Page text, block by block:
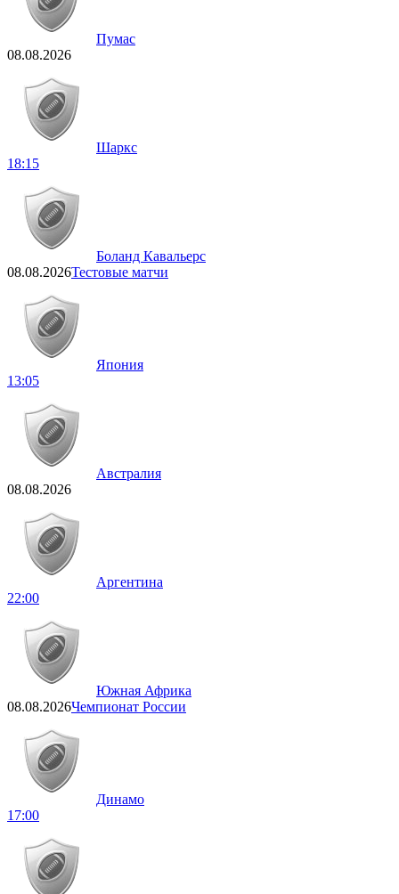
Пумас
08.08.2026
Шаркс
18:15
Боланд Кавальерс
08.08.2026Тестовые матчи
Япония
13:05
Австралия
08.08.2026
Аргентина
22:00
Южная Африка
08.08.2026Чемпионат России
Динамо
17:00